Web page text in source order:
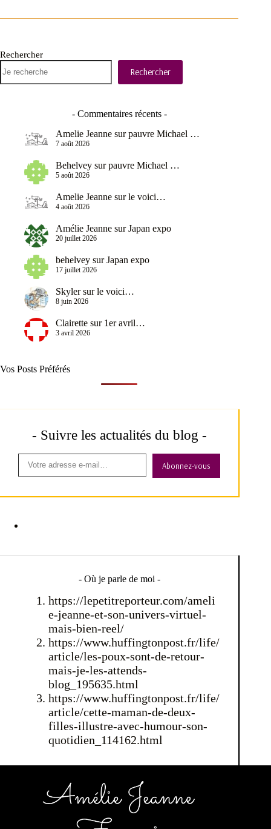
Rechercher
Rechercher
- Commentaires récents -
Amelie Jeanne surpauvre Michael …
7 août 2026
Behelvey surpauvre Michael …
5 août 2026
Amelie Jeanne surle voici…
4 août 2026
Amélie Jeanne surJapan expo
20 juillet 2026
behelvey surJapan expo
17 juillet 2026
Skylersurle voici…
8 juin 2026
Clairette sur 1er avril…
3 avril 2026
Vos Posts Préférés
- Suivre les actualités du blog -
Abonnez-vous
- Où je parle de moi -
https://lepetitreporteur.com/ameli
e-jeanne-et-son-univers-virtuel-
mais-bien-reel/
https://www.huffingtonpost.fr/life/
article/les-poux-sont-de-retour-
mais-je-les-attends-
blog_195635.html
https://www.huffingtonpost.fr/life/
article/cette-maman-de-deux-
filles-illustre-avec-humour-son-
quotidien_114162.html